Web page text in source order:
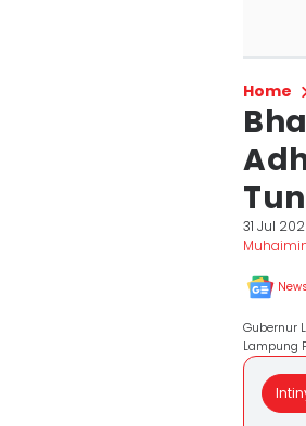
Home
31 Jul
News
Gubernur
Lampung